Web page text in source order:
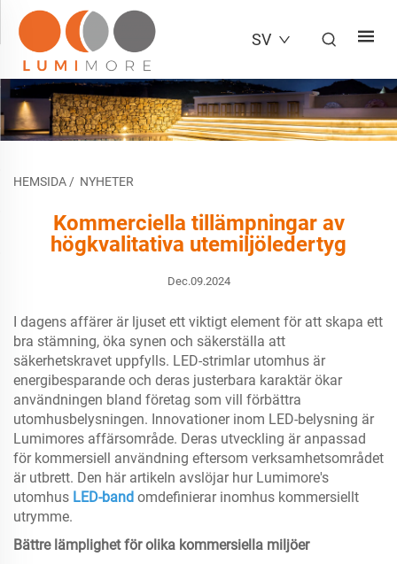
SV
HEMSIDA / NYHETER
Kommerciella tillämpningar av
högkvalitativa utemiljöledertyg
Dec.09.2024
I dagens affärer är ljuset ett viktigt element för att skapa ett
bra stämning, öka synen och säkerställa att
säkerhetskravet uppfylls. LED-strimlar utomhus är
energibesparande och deras justerbara karaktär ökar
användningen bland företag som vill förbättra
utomhusbelysningen. Innovationer inom LED-belysning är
Lumimores affärsområde. Deras utveckling är anpassad
för kommersiell användning eftersom verksamhetsområdet
är utbrett. Den här artikeln avslöjar hur Lumimore's
utomhus LED-band omdefinierar inomhus kommersiellt
utrymme.
Bättre lämplighet för olika kommersiella miljöer